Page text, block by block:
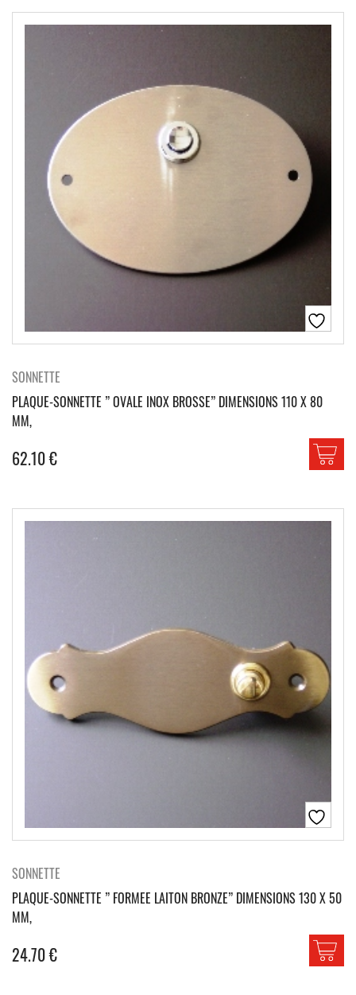
SONNETTE
PLAQUE-SONNETTE ” OVALE INOX BROSSE” DIMENSIONS 110 X 80
MM,
62.10€
SONNETTE
PLAQUE-SONNETTE ” FORMEE LAITON BRONZE” DIMENSIONS 130 X 50
MM,
24.70€